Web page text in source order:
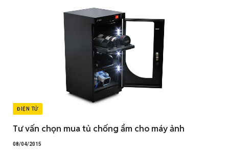
ĐIỆN TỬ
Tư vấn chọn mua tủ chống ẩm cho máy ảnh
08/04/2015